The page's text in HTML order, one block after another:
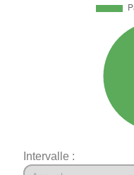
Intervalle :